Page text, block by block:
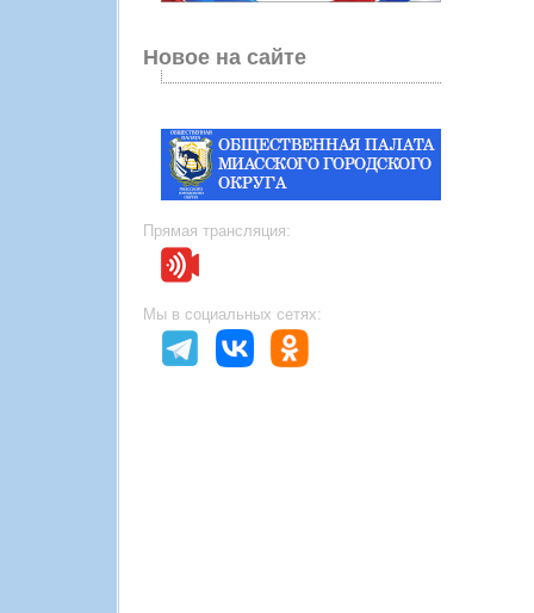
Новое на сайте
Прямая трансляция:
Мы в социальных сетях: